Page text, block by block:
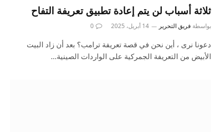
ثلاثة أسباب لن يتم إعادة تطبيق تعريفة التفاح
بواسطة فريق التحرير 14 أبريل، 2025 0
دعونا نرى ، أين نحن في قصة تعريفة ترامب؟ بعد أن زاد البيت
الأبيض من التعريفة الجمركية على الواردات الصينية…